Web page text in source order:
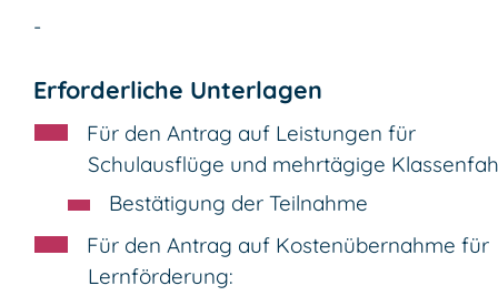
-
Erforderliche Unterlagen
Für den Antrag auf Leistungen für
Schulausflüge und mehrtägige
Bestätigung der Teilnahme
Für den Antrag auf Kostenübernahme für
Lernförderung: